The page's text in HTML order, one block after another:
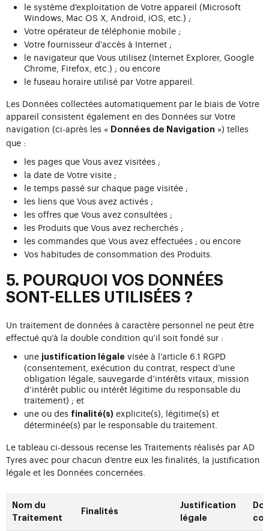
le système d'exploitation de Votre appareil (Microsoft
Windows, Mac OS X, Android, iOS, etc.) ;
Votre opérateur de téléphonie mobile ;
Votre fournisseur d'accès à Internet ;
le navigateur que Vous utilisez (Internet Explorer, Google
Chrome, Firefox, etc.) ; ou encore
le fuseau horaire utilisé par Votre appareil.
Les Données collectées automatiquement par le biais de Votre
appareil consistent également en des Données sur Votre
navigation (ci-après les « Données de Navigation ») telles
que :
les pages que Vous avez visitées ;
la date de Votre visite ;
le temps passé sur chaque page visitée ;
les liens que Vous avez activés ;
les offres que Vous avez consultées ;
les Produits que Vous avez recherchés ;
les commandes que Vous avez effectuées ; ou encore
Vos habitudes de consommation des Produits.
5. POURQUOI VOS DONNÉES
SONT-ELLES UTILISÉES ?
Un traitement de données à caractère personnel ne peut être
effectué qu’à la double condition qu’il soit fondé sur :
une justification légale visée à l’article 6.1 RGPD
(consentement, exécution du contrat, respect d’une
obligation légale, sauvegarde d’intérêts vitaux, mission
d’intérêt public ou intérêt légitime du responsable du
traitement) ; et
une ou des finalité(s) explicite(s), légitime(s) et
déterminée(s) par le responsable du traitement.
Le tableau ci-dessous recense les Traitements réalisés par AD
Tyres avec pour chacun d’entre eux les finalités, la justification
légale et les Données concernées.
Nom du
Traitement
Finalités
Justification
légale